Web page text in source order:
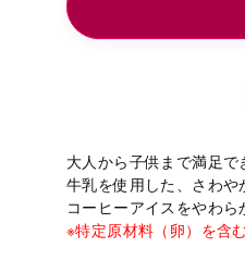
大人から子供まで満足
牛乳を使用した、さわ
コーヒーアイスをやわ
※特定原材料（卵）を含